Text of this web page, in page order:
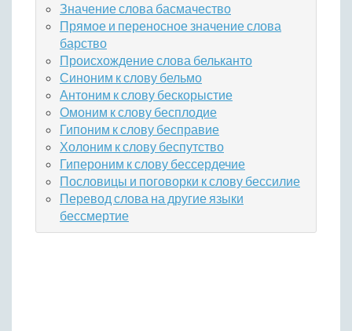
Значение слова басмачество
Прямое и переносное значение слова
барство
Происхождение слова бельканто
Синоним к слову бельмо
Антоним к слову бескорыстие
Омоним к слову бесплодие
Гипоним к слову бесправие
Холоним к слову беспутство
Гипероним к слову бессердечие
Пословицы и поговорки к слову бессилие
Перевод слова на другие языки
бессмертие